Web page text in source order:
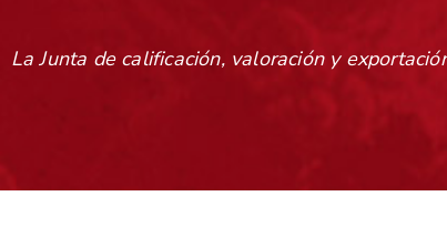
La Junta de calificación, valoración y